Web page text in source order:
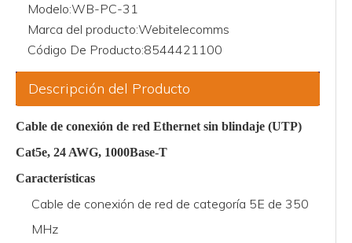
Modelo:WB-PC-31
Marca del producto:Webitelecomms
Código De Producto:8544421100
Descripción del Producto
Cable de conexión de red Ethernet sin blindaje (UTP)
Cat5e, 24 AWG, 1000Base-T
Características
Cable de conexión de red de categoría 5E de 350
MHz